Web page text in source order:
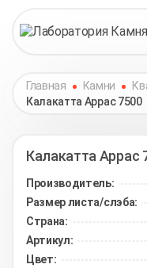
Главная Камни
Калакатта Аррас 7500
Калакатта Аррас
Производитель:
Размер листа/слэба:
Страна:
Артикул:
Цвет: